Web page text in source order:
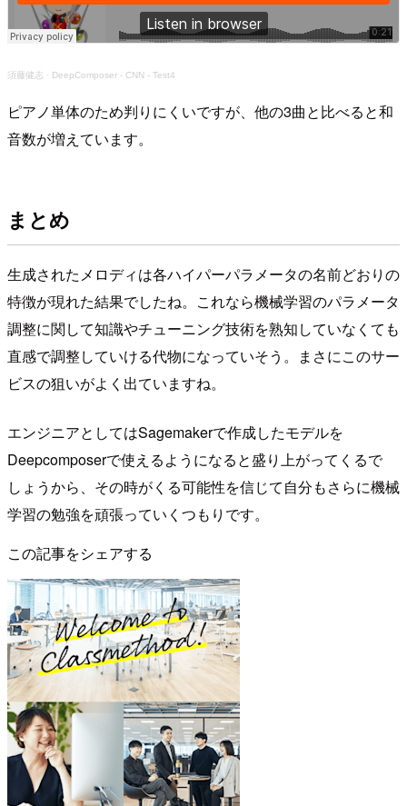
須藤健志 · DeepComposer - CNN - Test4
ピアノ単体のため判りにくいですが、他の3曲と比べると和
音数が増えています。
まとめ
生成されたメロディは各ハイパーパラメータの名前どおりの
特徴が現れた結果でしたね。これなら機械学習のパラメータ
調整に関して知識やチューニング技術を熟知していなくても
直感で調整していける代物になっていそう。まさにこのサー
ビスの狙いがよく出ていますね。
エンジニアとしてはSagemakerで作成したモデルを
Deepcomposerで使えるようになると盛り上がってくるで
しょうから、その時がくる可能性を信じて自分もさらに機械
学習の勉強を頑張っていくつもりです。
この記事をシェアする